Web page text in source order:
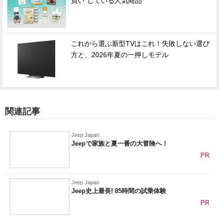
これから選ぶ新型TVはこれ！失敗しない選び
方と、2026年夏の一押しモデル
関連記事
Jeep Japan
Jeepで家族と夏一番の大冒険へ！
PR
Jeep Japan
Jeep史上最長! 85時間の試乗体験
PR